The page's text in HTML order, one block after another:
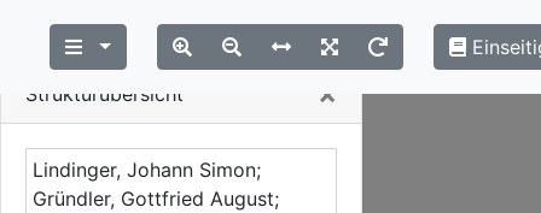
Strukturübersicht × Close
Lindinger, Johann Simon;
Gründler, Gottfried August;